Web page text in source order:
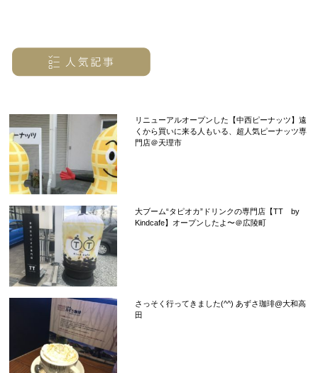
リニューアルオープンした【中西ピーナッツ】遠
くから買いに来る人もいる、超人気ピーナッツ専
門店＠天理市
大ブーム“タピオカ”ドリンクの専門店【TT by
Kindcafe】オープンしたよ〜＠広陵町
さっそく行ってきました(^^) あずさ珈琲@大和高
田